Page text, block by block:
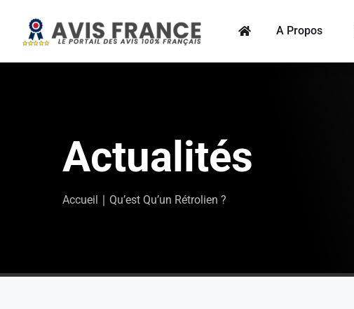
A Propos
Actualités
Accueil ∣ Qu’est Qu’un Rétrolien ?